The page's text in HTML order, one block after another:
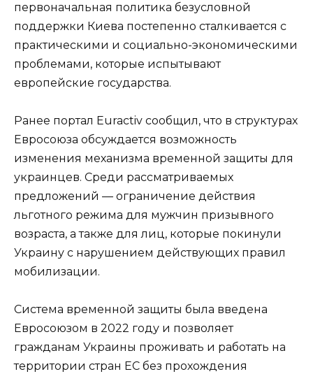
первоначальная политика безусловной
поддержки Киева постепенно сталкивается с
практическими и социально-экономическими
проблемами, которые испытывают
европейские государства.
Ранее портал Eurac­tiv сообщил, что в структурах
Евросоюза обсуждается возможность
изменения механизма временной защиты для
украинцев. Среди рассматриваемых
предложений — ограничение действия
льготного режима для мужчин призывного
возраста, а также для лиц, которые покинули
Украину с нарушением действующих правил
мобилизации.
Система временной защиты была введена
Евросоюзом в 2022 году и позволяет
гражданам Украины проживать и работать на
территории стран ЕС без прохождения